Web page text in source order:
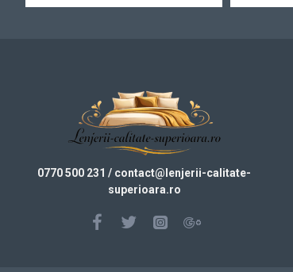
0770 500 231 / contact@ lenjerii-calitate-
superioara.ro